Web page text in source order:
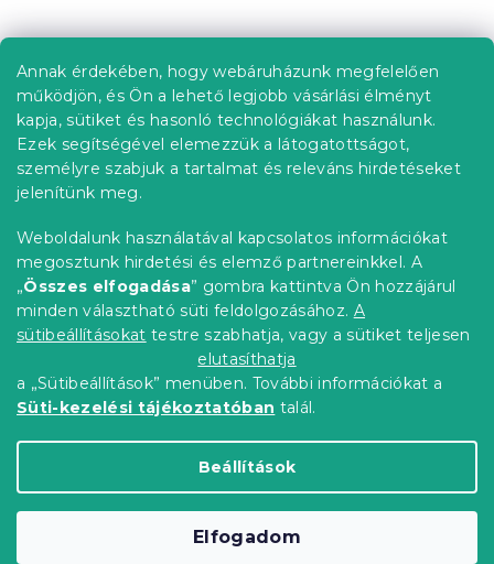
Annak érdekében, hogy webáruházunk megfelelően
működjön, és Ön a lehető legjobb vásárlási élményt
kapja, sütiket és hasonló technológiákat használunk.
Ezek segítségével elemezzük a látogatottságot,
személyre szabjuk a tartalmat és releváns hirdetéseket
jelenítünk meg.
Weboldalunk használatával kapcsolatos információkat
megosztunk hirdetési és elemző partnereinkkel. A
„Összes elfogadása” gombra kattintva Ön hozzájárul
minden választható süti feldolgozásához. A
sütibeállításokat testre szabhatja, vagy a sütiket teljesen
elutasíthatja
a „Sütibeállítások” menüben. További információkat a
Süti-kezelési tájékoztatóban talál.
Beállítások
Elfogadom
i
r
á
n
y
í
t
e
l
e
m
e
i
á
Információ az Ön számára
Rendelés követése
Szállítási lehetőségek
Fizetési lehetőségek
Reklamáció és áruvisszaküldés
Elérhetőség
Általános szerződési feltételek
Adatvédelmi nyilatkozat
Blog
Partnereinknek
Copyright 2026Elerheto otthon. Minden jog
Süti beállítások szerkesztése